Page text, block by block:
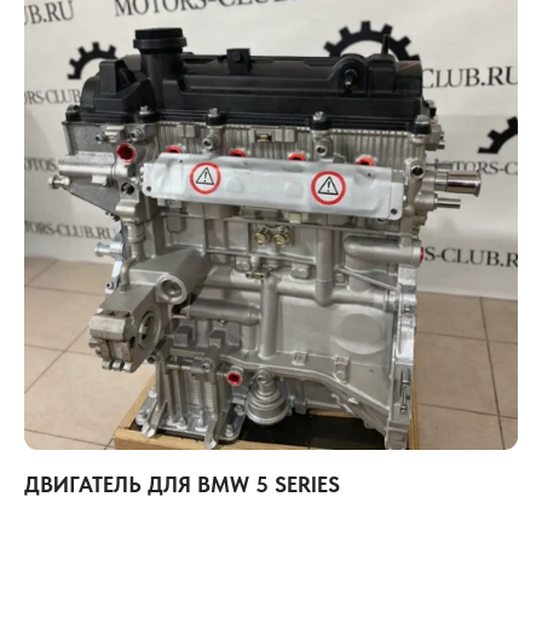
ДВИГАТЕЛЬ ДЛЯ BMW 5 SERIES